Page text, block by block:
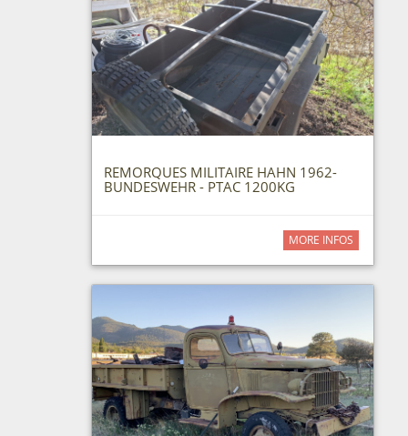
REMORQUES MILITAIRE HAHN 1962-
BUNDESWEHR - PTAC 1200KG
MORE INFOS